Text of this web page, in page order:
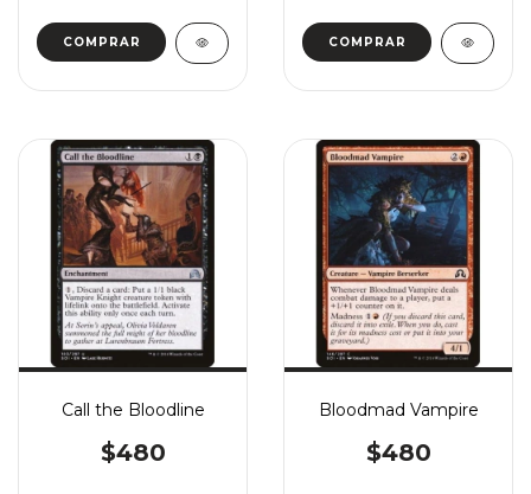
COMPRAR COMPRAR
Call the Bloodline
$480
Bloodmad Vampire
$480